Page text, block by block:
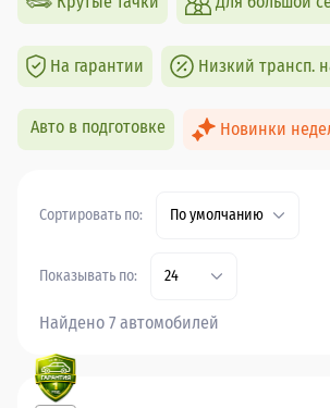
На гарантии Низкий трансп.
Авто в подготовке Новинки
Сортировать по: По умолчанию
Показывать по: 24
Найдено 7 автомобилей